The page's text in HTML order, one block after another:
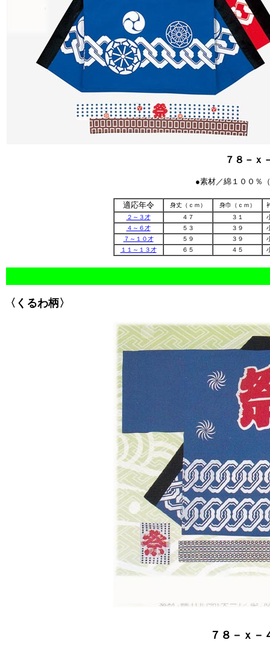
７８－ｘ
●素材／綿１００％
適応年令 身丈（ｃｍ） 身巾 （ｃｍ）
２～３才
４７ ３１
４～６才
５３ ３９
７～１０才
５９ ３９
１１～１３才
６５ ４５
〈くるわ柄〉
７８－ｘ－